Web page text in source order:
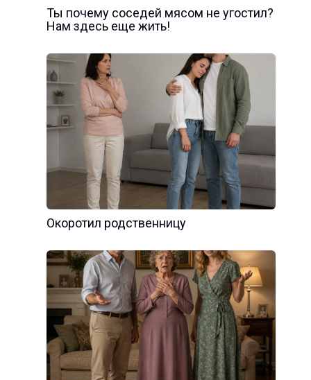
Ты почему соседей мясом не угостил?
Нам здесь еще жить!
Окоротил родственницу